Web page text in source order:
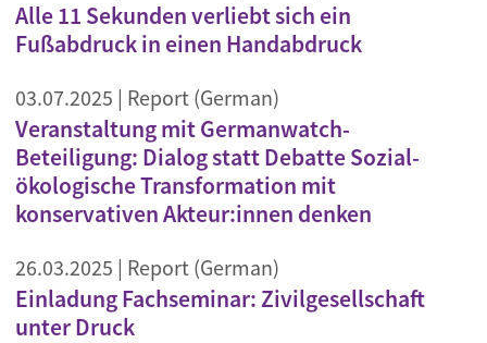
Alle 11 Sekunden verliebt sich ein
Fußabdruck in einen Handabdruck
03.07.2025 | Report (German)
Veranstaltung mit Germanwatch-
Beteiligung: Dialog statt Debatte Sozial-
ökologische Transformation mit
konservativen Akteur:innen denken
26.03.2025 | Report (German)
Einladung Fachseminar: Zivilgesellschaft
unter Druck